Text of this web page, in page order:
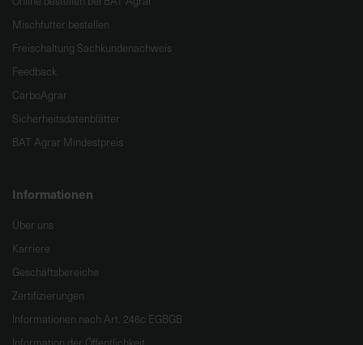
Mischfutter bestellen
Freischaltung Sachkundenachweis
Feedback
CarboAgrar
Sicherheitsdatenblätter
BAT Agrar Mindestpreis
Informationen
Über uns
Karriere
Geschäftsbereiche
Zertifizierungen
Informationen nach Art. 246c EGBGB